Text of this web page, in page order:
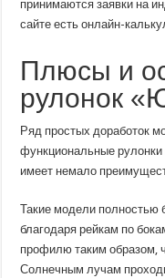
принимаются заявки на
сайте есть онлайн-
Плюсы и
рулонок
Ряд простых доработок
функциональные рулонки
имеет немало
Такие модели полностью
благодаря рейкам по
профилю таким образом,
Солнечным лучам